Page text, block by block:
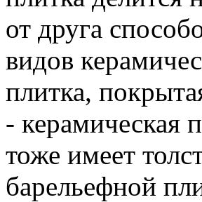
от друга
видов
плитка,
- керамическая
тоже имеет
барельефной